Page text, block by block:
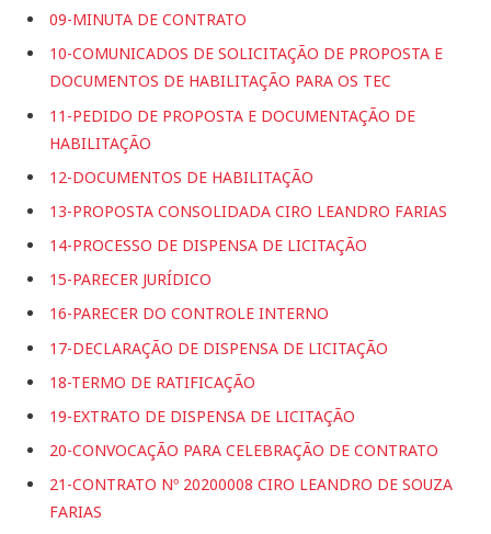
09-MINUTA DE CONTRATO
10-COMUNICADOS DE SOLICITAÇÃO DE PROPOSTA E
DOCUMENTOS DE HABILITAÇÃO PARA OS TEC
11-PEDIDO DE PROPOSTA E DOCUMENTAÇÃO DE
HABILITAÇÃO
12-DOCUMENTOS DE HABILITAÇÃO
13-PROPOSTA CONSOLIDADA CIRO LEANDRO FARIAS
14-PROCESSO DE DISPENSA DE LICITAÇÃO
15-PARECER JURÍDICO
16-PARECER DO CONTROLE INTERNO
17-DECLARAÇÃO DE DISPENSA DE LICITAÇÃO
18-TERMO DE RATIFICAÇÃO
19-EXTRATO DE DISPENSA DE LICITAÇÃO
20-CONVOCAÇÃO PARA CELEBRAÇÃO DE CONTRATO
21-CONTRATO Nº 20200008 CIRO LEANDRO DE SOUZA
FARIAS